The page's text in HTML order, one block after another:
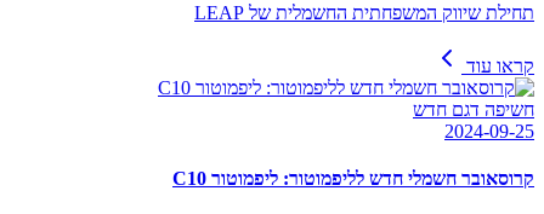
תחילת שיווק המשפחתית החשמלית של LEAP
קראו עוד
חשיפה דגם חדש
2024-09-25
קרוסאובר חשמלי חדש לליפמוטור: ליפמוטור C10